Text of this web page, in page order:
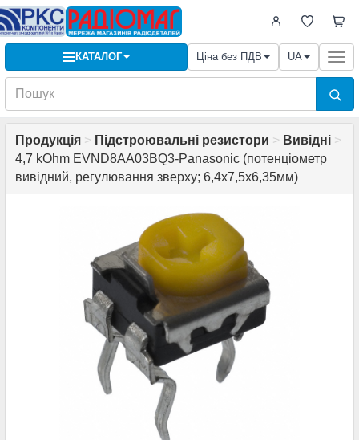
КАТАЛОГ Ціна без ПДВ UA
Продукція > Підстроювальні резистори > Вивідні >
4,7 kOhm EVND8AA03BQ3-Panasonic (потенціометр
вивідний, регулювання зверху; 6,4х7,5х6,35мм)